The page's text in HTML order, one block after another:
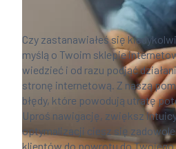
Czy zastanawiałeś się
myślą o Twoim sklepie
wiedzieć i od razu podjąć
stronę internetową. Z naszą
błędy, które powodują utratę
Uproś nawigację, zwiększ
optymalizacji ciesz się
klientów do powrotu do